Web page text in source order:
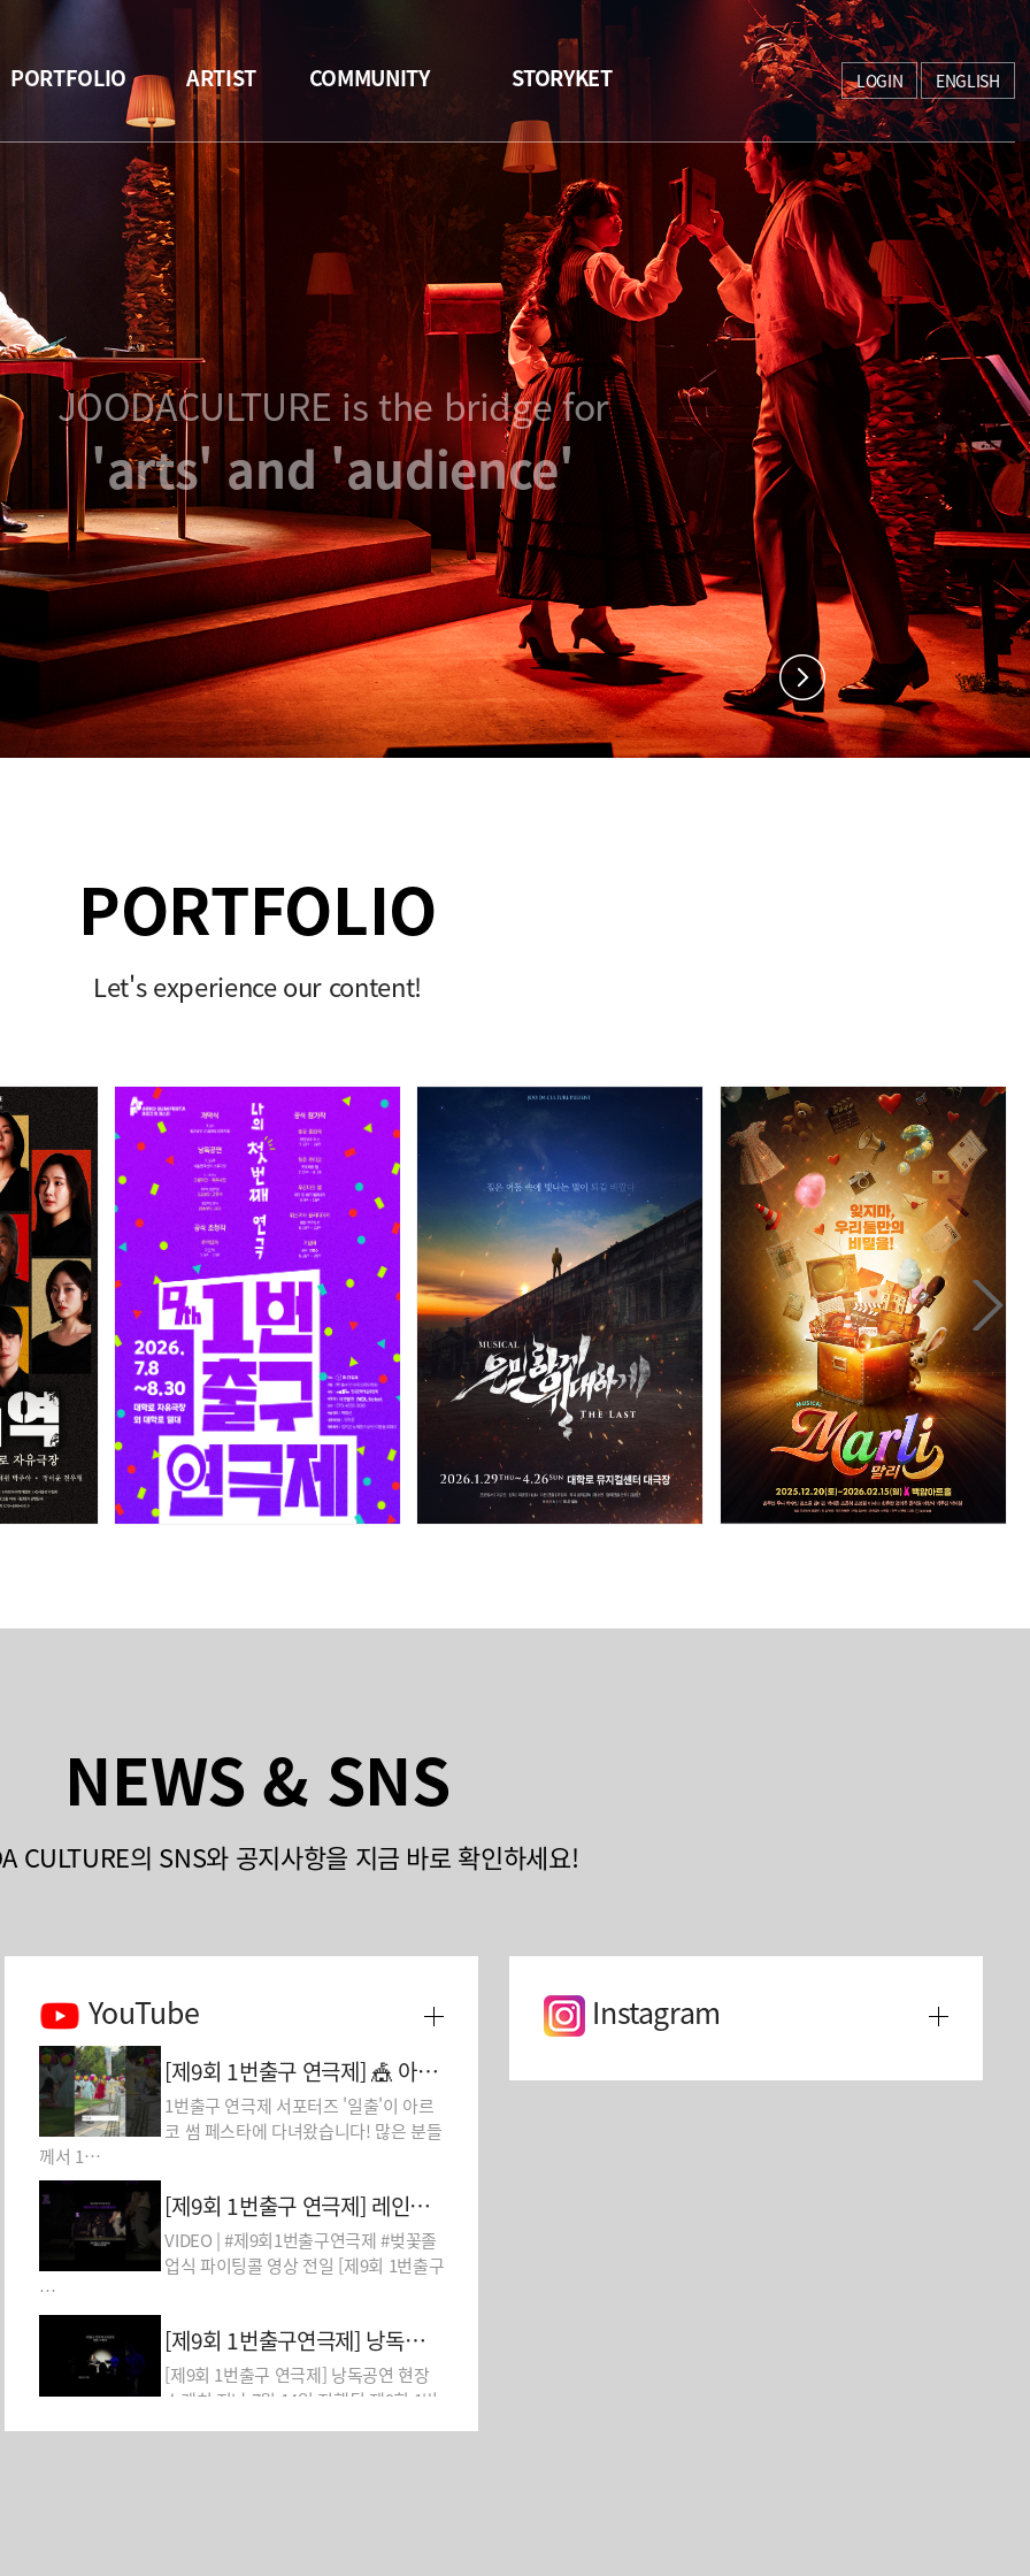
PORTFOLIO ARTIST COMMUNITY STORYKET LOGIN ENGLISH
JOODACULTURE is the bridge for
'arts' and 'audience'
PORTFOLIO
Let's experience our content!
NEWS & SNS
CULTURE의 SNS와 공지사항을 지금 바로 확인하세요!
모집 공고
YouTube
[제9회 1번출구 연극제] 🎪 아르코…
1번출구 연극제 서포터즈 '일출'이 아르
코 썸 페스타에 다녀왔습니다! 많은 분들
께서 1…
[제9회 1번출구 연극제] 레인보우 …
VIDEO | #제9회1번출구연극제 #벚꽃졸
업식 파이팅콜 영상 전일 [제9회 1번출구
…
[제9회 1번출구연극제] 낭독공연 현…
[제9회 1번출구 연극제] 낭독공연 현장
스케치 지난 7월 14일 진행된 제9회 1번
출…
Instagram